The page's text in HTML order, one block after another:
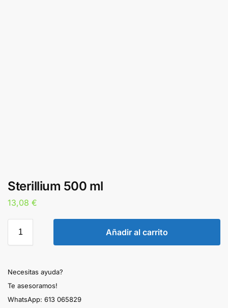
Sterillium 500 ml
13,08 €
Añadir al carrito
Necesitas ayuda?
Te asesoramos!
WhatsApp: 613 065829